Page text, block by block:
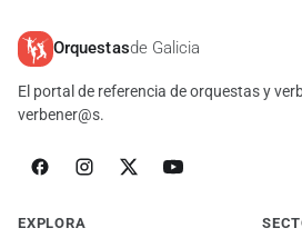
Orquestasde Galicia
El portal de referencia de orquestas y
verbener@s.
EXPLORA